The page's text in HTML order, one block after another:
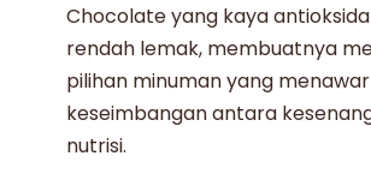
Chocolateyang kaya
rendah lemak, membuatnya
pilihan minuman yang
keseimbangan antara
nutrisi.